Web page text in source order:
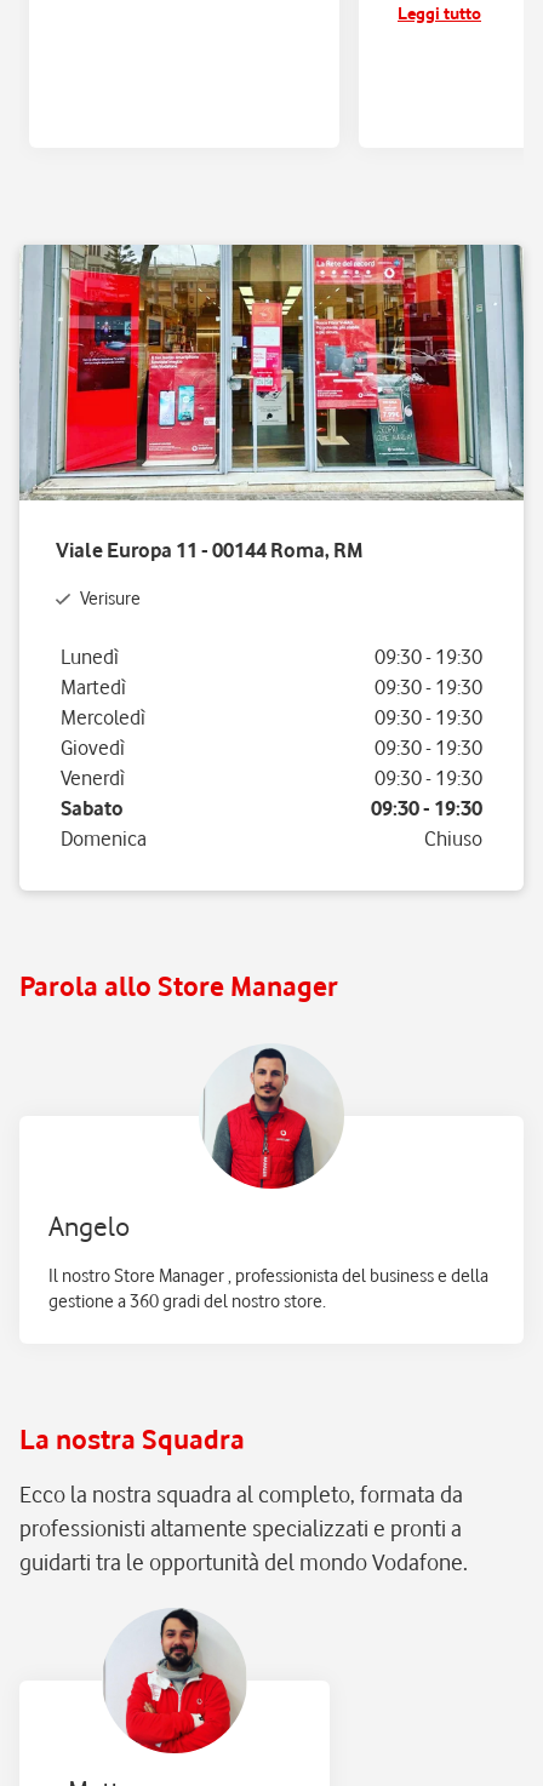
sconti ed
Leggi tutto
Viale Europa 11 - 00144 Roma, RM
Verisure
Giorno della settimana
Lunedì 09:30- 19:30
Martedì
09:30- 19:30
Mercoledì
09:30- 19:30
Giovedì
09:30- 19:30
Venerdì
09:30- 19:30
Sabato
09:30- 19:30
Domenica
Chiuso
Parola allo Store Manager
Angelo
Il nostro Store Manager , professionista del business e della
gestione a 360 gradi del nostro store.
La nostra Squadra
Ecco la nostra squadra al completo, formata da
professionisti altamente specializzati e pronti a
guidarti tra le opportunità del mondo Vodafone.